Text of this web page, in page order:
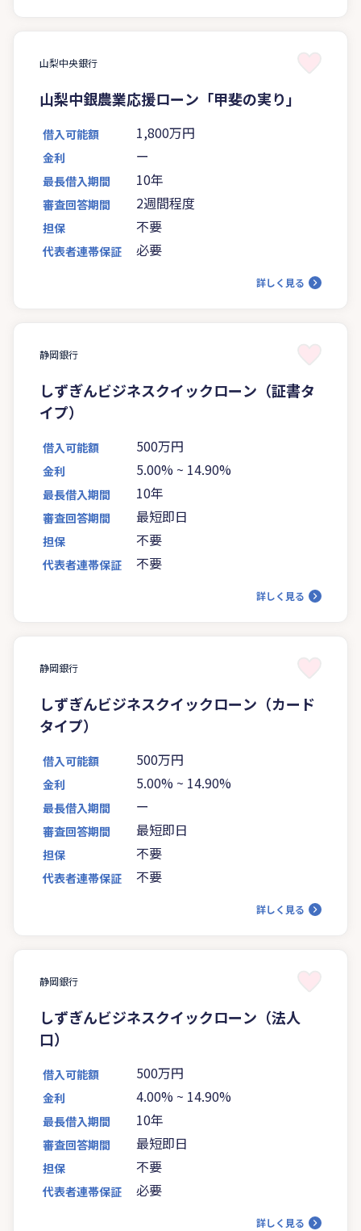
山梨中央銀行
山梨中銀農業応援ローン「甲斐の実り」
借入可能額 1,800万円
金利 ー
最長借入期間 10年
審査回答期間 2週間程度
担保 不要
代表者連帯保証 必要
詳しく見る
静岡銀行
しずぎんビジネスクイックローン（証書タ
イプ）
借入可能額 500万円
金利 5.00% ~ 14.90%
最長借入期間 10年
審査回答期間 最短即日
担保 不要
代表者連帯保証 不要
詳しく見る
静岡銀行
しずぎんビジネスクイックローン（カード
タイプ）
借入可能額 500万円
金利 5.00% ~ 14.90%
最長借入期間 ー
審査回答期間 最短即日
担保 不要
代表者連帯保証 不要
詳しく見る
静岡銀行
しずぎんビジネスクイックローン（法人
口）
借入可能額 500万円
金利 4.00% ~ 14.90%
最長借入期間 10年
審査回答期間 最短即日
担保 不要
代表者連帯保証 必要
詳しく見る